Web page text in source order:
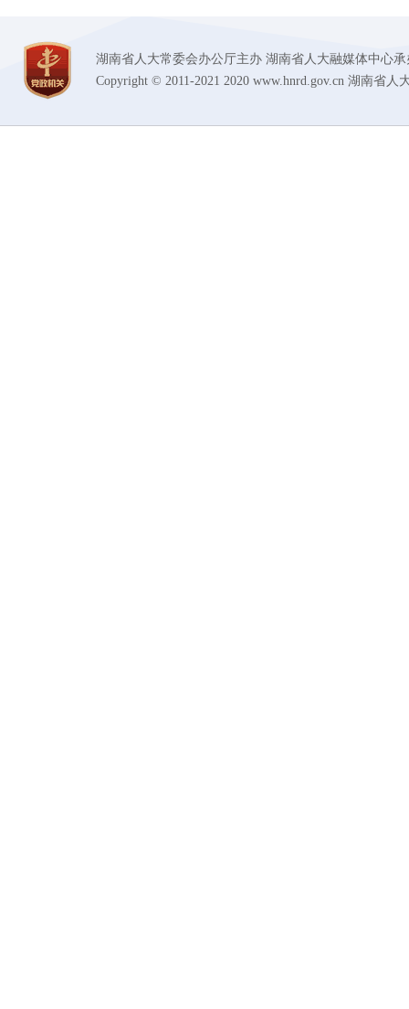
湖南省人大常委会办公厅主办 湖南省人大融媒体中心
Copyright © 2011-2021 2020 www.hnrd.gov.cn 湖南省